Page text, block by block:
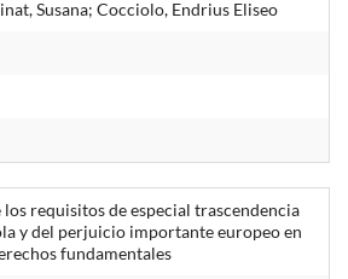
Susana; Cocciolo, Endrius Eliseo
los requisitos de especial trascendencia
y del perjuicio importante europeo en
fundamentales